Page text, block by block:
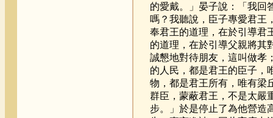
的愛戴。」晏子說：「我回
嗎？我聽說，臣子專愛君王
奉君王的道理，在於引導君
的道理，在於引導父親將其
誠懇地對待朋友，這叫做孝
的人民，都是君王的臣子，
物，都是君王所有，唯有梁
群臣，蒙蔽君王，不是太嚴
步。」於是停止了為他營造